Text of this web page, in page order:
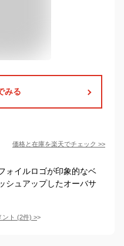
みる
価格と在庫を楽天でチェック >>
ォイルロゴが印象的なベ
シュアップしたオーバサ
ト (2件) >